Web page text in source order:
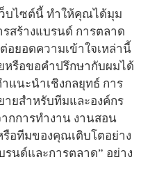
บไซต์นี้ ทำให้คุณได้มุม
สร้างแบรนด์ การตลาด
อยอดความเข้าใจเหล่านี้
รือขอคำปรึกษากับผมได้
แนะนำเชิงกลยุทธ์ การ
ายสำหรับทีมและองค์กร
กการทำงาน งานสอน
อทีมของคุณเติบโตอย่าง
รนด์และการตลาด” อย่าง